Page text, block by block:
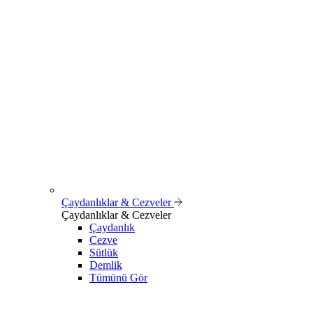
Çaydanlıklar & Cezveler
Çaydanlıklar & Cezveler
Çaydanlık
Cezve
Sütlük
Demlik
Tümünü Gör